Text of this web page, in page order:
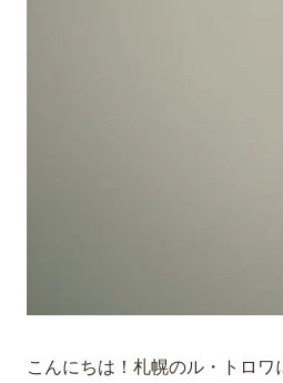
こんにちは！札幌のル・トロワ